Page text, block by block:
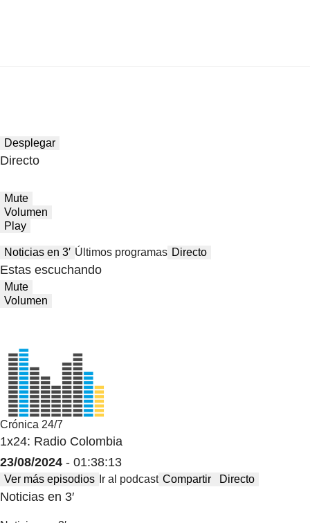
Desplegar
Directo
Mute
Volumen
Play
Noticias en 3′ Últimos programas Directo
Estas escuchando
Mute
Volumen
Crónica 24/7
1x24: Radio Colombia
23/08/2024 - 01:38:13
Ver más episodios Ir al podcast Compartir Directo
Noticias en 3′